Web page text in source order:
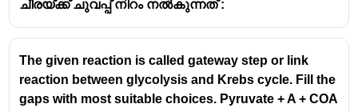
ട്രൈക്ലോറോ ഈഥേൻഎന്നാണ്
ഡി.ഡി.റ്റിയുടെ പൂർണ രൂപം.
ഉപയോഗിക്കുന്നു.
ഒരു ഓർഗാനോക്ലോറിൻ
ചീരയ്ക്ക് ചുവപ്പ് നിറം നൽകുന്നത് :
The given reaction is called gateway step or link
reaction between glycolysis and Krebs cycle. Fill the
gaps with most suitable choices. Pyruvate + A + COA